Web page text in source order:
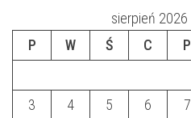
sierpień 2026
P
W Ś C P
3
4 5 6 7